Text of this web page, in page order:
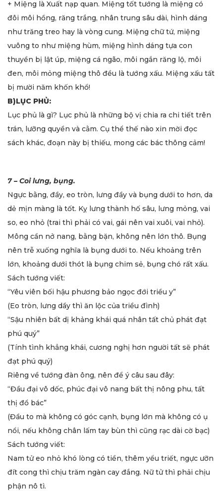
+ Miệng là Xuất nạp quan. Miệng tốt tướng là miệng có
đôi môi hồng, răng trắng, nhân trung sâu dài, hình dáng
như trăng treo hay là vòng cung. Miệng chữ tứ, miệng
vuông to như miệng hùm, miệng hình dáng tựa con
thuyền bị lật úp, miệng cá ngão, môi ngắn răng lộ, môi
đen, môi mỏng miệng thô đều là tướng xấu. Miệng xấu tất
bị mười năm khốn khổ!
B)LỤC PHỦ:
Lục phủ là gì? Lục phủ là những bộ vị chia ra chi tiết trên
trán, lưỡng quyền và cằm. Cụ thể thế nào xin mời đọc
sách khác, đoạn này bị thiếu, mong các bác thông cảm!
7 – Coi lưng, bụng.
Ngực bằng, đầy, eo tròn, lưng đầy và bụng dưới to hơn, da
dẻ mịn màng là tốt. Kỵ lưng thành hố sâu, lưng mỏng, vai
so, eo nhỏ (trai thì phải có vai, gái nên vai xuôi, vai nhỏ).
Mông cần nở nang, bằng bặn, không nên lớn thô. Bụng
nên trễ xuống nghĩa là bụng dưới to. Nếu khoảng trên
lớn, khoảng dưới thót là bụng chim sẻ, bụng chó rất xấu.
Sách tướng viết:
“Yêu viên bối hậu phương bảo ngọc đới triều y”
(Eo tròn, lưng dầy thì ăn lộc của triều đình)
“Sậu nhiên bất dị khảng khái quá nhân tất chủ phát đạt
phú quý”
(Tính tình khẳng khái, cương nghị hơn người tất sẽ phát
đạt phú quý)
Riêng về tướng đàn ông, nên để ý câu sau đây:
“Đầu đại vô dốc, phúc đại vô nang bất thị nông phu, tất
thị đổ bác”
(Đầu to mà không có góc cạnh, bụng lớn mà không có ụ
nổi, nếu không chân lấm tay bùn thì cũng rạc dài cờ bạc)
Sách tướng viết:
Nam tử eo nhỏ khó lòng có tiền, thêm yểu triết, ngực ưỡn
đít cong thì chịu trăm ngàn cay đắng. Nữ tử thì phải chịu
phận nô tì.